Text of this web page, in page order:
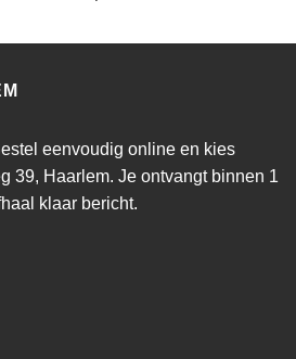
eenvoudig online en kies
39, Haarlem. Je ontvangt binnen 1
klaar bericht.